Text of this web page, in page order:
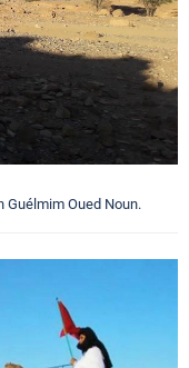
Oued Noun.